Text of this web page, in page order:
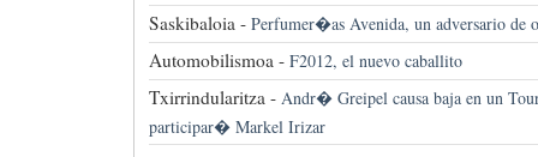
Saskibaloia - Perfumer�as Avenida, un adversario de
Automobilismoa - F2012, el nuevo caballito
Txirrindularitza - Andr� Greipel causa baja en un
participar� Markel Irizar